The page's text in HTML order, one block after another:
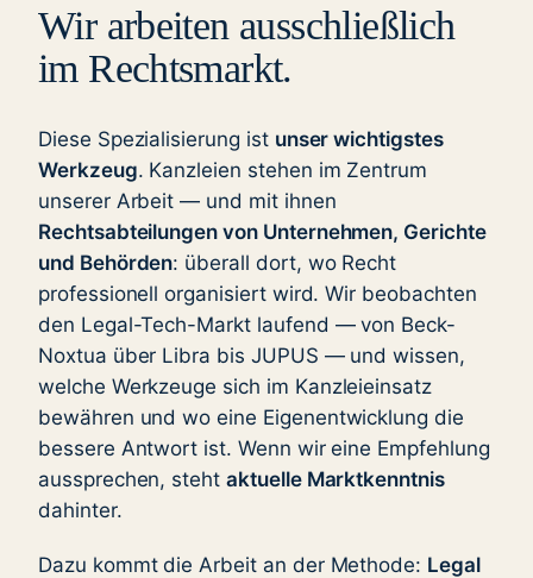
Wir arbeiten ausschließlich
im Rechtsmarkt.
Diese Spezialisierung ist unser wichtigstes
Werkzeug. Kanzleien stehen im Zentrum
unserer Arbeit — und mit ihnen
Rechtsabteilungen von Unternehmen, Gerichte
und Behörden: überall dort, wo Recht
professionell organisiert wird. Wir beobachten
den Legal-Tech-Markt laufend — von Beck-
Noxtua über Libra bis JUPUS — und wissen,
welche Werkzeuge sich im Kanzleieinsatz
bewähren und wo eine Eigenentwicklung die
bessere Antwort ist. Wenn wir eine Empfehlung
aussprechen, stehtaktuelle Marktkenntnis
dahinter.
Dazu kommt die Arbeit an der Methode: Legal